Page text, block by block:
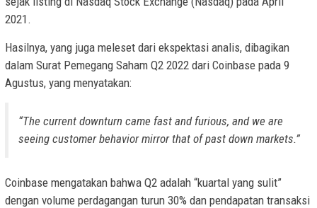
2021.
Hasilnya, yang juga meleset dari ekspektasi analis, dibagikan
dalam Surat Pemegang Saham Q2 2022 dari Coinbase pada 9
Agustus, yang menyatakan:
“The current downturn came fast and furious, and we are
seeing customer behavior mirror that of past down markets.”
Coinbase mengatakan bahwa Q2 adalah “kuartal yang sulit”
dengan volume perdagangan turun 30% dan pendapatan transaksi